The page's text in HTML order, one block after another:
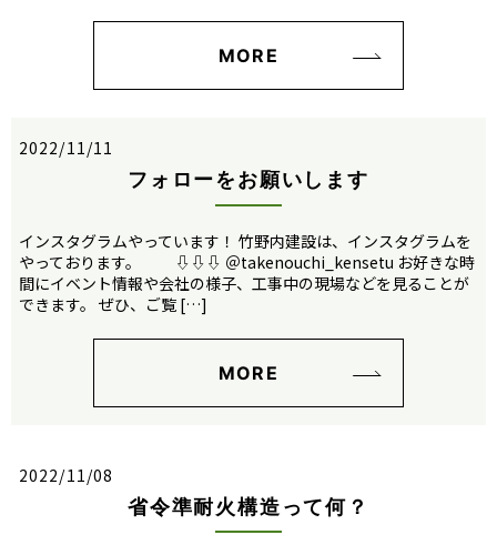
MORE
2022/11/11
フォローをお願いします
インスタグラムやっています！ 竹野内建設は、インスタグラムを
やっております。 ⇩⇩⇩ ＠takenouchi_kensetu お好きな時
間にイベント情報や会社の様子、工事中の現場などを見ることが
できます。 ぜひ、ご覧 […]
MORE
2022/11/08
省令準耐火構造って何？